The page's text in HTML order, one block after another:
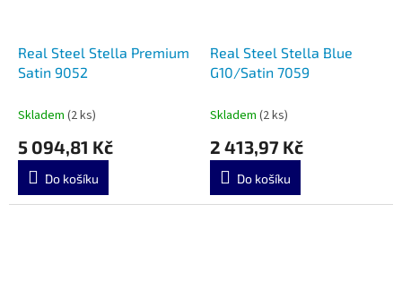
Real Steel Stella Premium
Satin 9052
Skladem (2 ks)
5 094,81 Kč
Do košíku
Real Steel Stella Blue
G10/Satin 7059
Skladem (2 ks)
2 413,97 Kč
Do košíku